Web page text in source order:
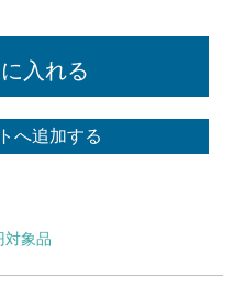
入れる
へ追加する
対象品